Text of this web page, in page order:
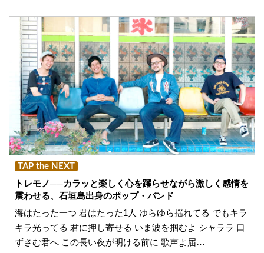
TAP the NEXT
トレモノ──カラッと楽しく心を躍らせながら激しく感情を
震わせる、石垣島出身のポップ・バンド
海はたった一つ 君はたった1人 ゆらゆら揺れてる でもキラ
キラ光ってる 君に押し寄せる いま波を掴むよ シャララ 口
ずさむ君へ この長い夜が明ける前に 歌声よ届…